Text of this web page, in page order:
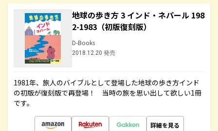
地球の歩き方 3 インド・ネパール 198
2-1983（初版復刻版）
D-Books
2018.12.20 発売
1981年、旅人のバイブルとして登場した地球の歩き方インド
の初版が復刻版で再登場！ 当時の旅を思い出して欲しい1冊
です。
詳細を見る